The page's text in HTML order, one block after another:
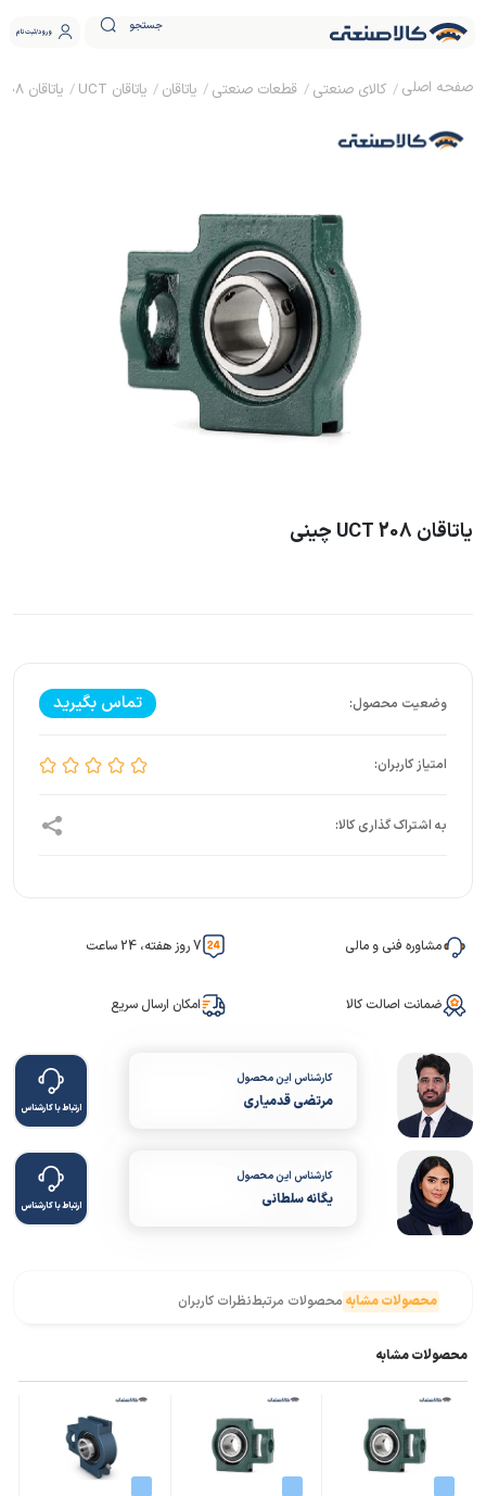
جستجو ورود ثبت نام
کالای صنعتی قطعات صنعتی یاتاقان یاتاقان UCT یاتاقان UCT 208 چینی
یاتاقان UCT 208 چینی
تماس بگیرید
مشاوره فنی و مالی 7 روز هفته، 24 ساعت
ضمانت اصالت کالا امکان ارسال سریع
کارشناس این محصول
مرتضی قدمیاری ارتباط با کارشناس
کارشناس این محصول
یگانه سلطانی ارتباط با کارشناس
محصولات مشابه محصولات مرتبطنظرات کاربران
محصولات مشابه